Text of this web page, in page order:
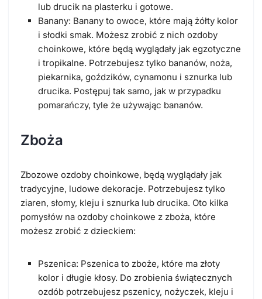
lub drucik na plasterku i gotowe.
Banany: Banany to owoce, które mają żółty kolor
i słodki smak. Możesz zrobić z nich ozdoby
choinkowe, które będą wyglądały jak egzotyczne
i tropikalne. Potrzebujesz tylko bananów, noża,
piekarnika, goździków, cynamonu i sznurka lub
drucika. Postępuj tak samo, jak w przypadku
pomarańczy, tyle że używając bananów.
Zboża
Zbozowe ozdoby choinkowe, będą wyglądały jak
tradycyjne, ludowe dekoracje. Potrzebujesz tylko
ziaren, słomy, kleju i sznurka lub drucika. Oto kilka
pomysłów na ozdoby choinkowe z zboża, które
możesz zrobić z dzieckiem:
Pszenica: Pszenica to zboże, które ma złoty
kolor i długie kłosy. Do zrobienia świątecznych
ozdób potrzebujesz pszenicy, nożyczek, kleju i